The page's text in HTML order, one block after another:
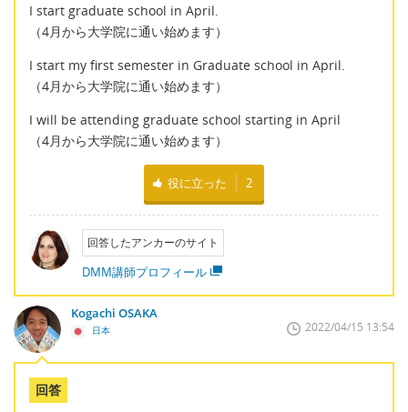
I start graduate school in April.
（4月から大学院に通い始めます）
I start my first semester in Graduate school in April.
（4月から大学院に通い始めます）
I will be attending graduate school starting in April
（4月から大学院に通い始めます）
役に立った 2
回答したアンカーのサイト
DMM講師プロフィール
Kogachi OSAKA
日本 2022/04/15 13:54
回答